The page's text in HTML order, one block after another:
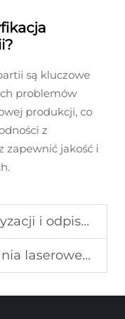
są kluczowe
problemów
produkcji, co
z
zapewnić jakość i
optymalny 5-letni plan w 24 okresach
EV: rozwiązania oparte na pojemności